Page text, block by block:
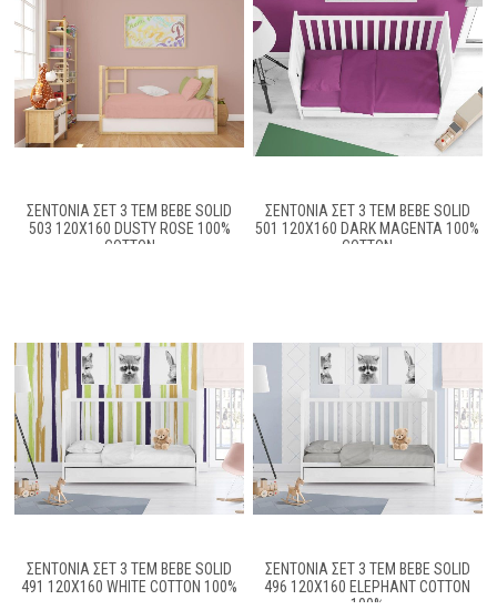
ΣΕΝΤΌΝΙΑ ΣΕΤ 3 ΤΕΜ BEBE SOLID
503 120X160 DUSTY ROSE 100%
COTTON
ΣΕΝΤΌΝΙΑ ΣΕΤ 3 ΤΕΜ BEBE SOLID
501 120X160 DARK MAGENTA 100%
COTTON
ΣΕΝΤΟΝΙΑ ΣΕΤ 3 ΤΕΜ BEBE SOLID
491 120X160 WHITE COTTON 100%
ΣΕΝΤΟΝΙΑ ΣΕΤ 3 ΤΕΜ BEBE SOLID
496 120X160 ELEPHANT COTTON
100%